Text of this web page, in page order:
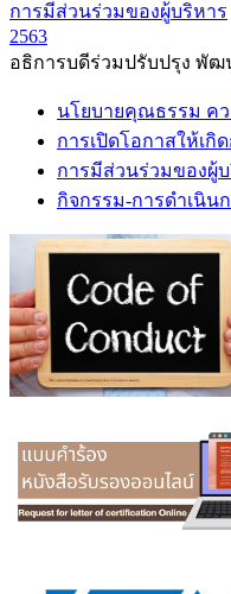
การมีส่วนร่วมของผู้บริหาร
2563
อธิการบดีร่วมปรับปรุง พั
นโยบายคุณธรรม คว
การเปิดโอกาสให้เกิ
การมีส่วนร่วมของผู้
กิจกรรม-การดำเนิน